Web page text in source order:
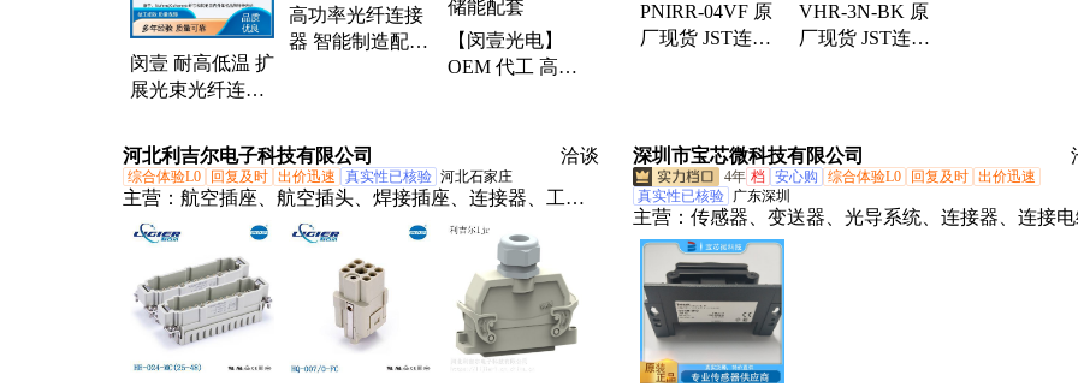
阵列、中红外光纤跳线、特种光纤、透镜光纤、法拉第
旋转镜
闵壹 耐高低温 扩
展光束光纤连接
天/科研场景
高功率光纤连接
器 智能制造配套
【闵壹光电】
OEM 代工 高功
PNIRR-04VF 原
厂现货 JST连接
VHR-3N-BK 原
厂现货 JST连接
河北利吉尔电子科技有限公司 洽谈
综合体验L0 回复及时 出价迅速 真实性已核验 河北石家庄
主营： 航空插座、航空插头、焊接插座、连接器、工业
矩形重载连接器、矩形重载连接器、重载连接器、重载
连接器航空插头、螺丝连接重型连接器、唯恩连接器、
重载工业连接器、工业连接器、航空插头插座、手轮用
插头、矩形插座、唯恩、源航空插头、伺服插头、WAIN
品牌连接模块、威浦WEIPU、威浦、WEIPU、WAIN唯
恩、WAIN、编码器插头
深圳市宝芯微科技有限公司
4年 档 安心购 综合体验L0 回复及时 出价迅速
真实性已核验 广东深圳
主营： 传感器、变送器、光导系统、连接器、连接